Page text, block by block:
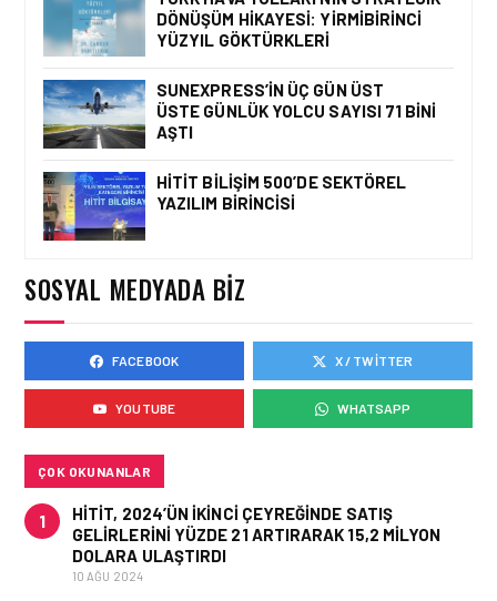
GÜNCEL HABERLER • 22 TEM 2026
ÇEKEREK AŞACAK İLK
TÜRK TAKIMINA GURUR
DOLU DESTEK!
GÜNCEL HABERLER • 12 HAZ 2026
GÜNCEL HABERLER • 02 HAZ 2026
EUROCONTROL AVRUPA
HAVACILIK GÖRÜNÜMÜ
RAPORU, 18-24 MAYIS
DÖNÜŞÜM HIKAYESI: YIRMIBIRINCI
YÜZYIL GÖKTÜRKLERI
SUNEXPRESS’IN ÜÇ GÜN ÜST
ÜSTE GÜNLÜK YOLCU SAYISI 71 BINI
AŞTI
HITIT BILIŞIM 500’DE SEKTÖREL
YAZILIM BIRINCISI
SOSYAL MEDYADA BIZ
FACEBOOK X / TWITTER
YOUTUBE WHATSAPP
ÇOK OKUNANLAR
1
HITIT, 2024’ÜN IKINCI ÇEYREĞINDE SATIŞ
GELIRLERINI YÜZDE 21 ARTIRARAK 15,2 MILYON
DOLARA ULAŞTIRDI
10 AĞU 2024